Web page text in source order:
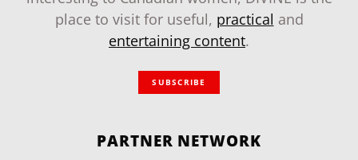
place to visit for useful, practical and
entertaining content.
SUBSCRIBE
PARTNER NETWORK